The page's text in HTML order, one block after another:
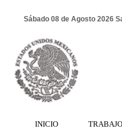
Sábado 08 de Agosto 2026
INICIO TRABAJO